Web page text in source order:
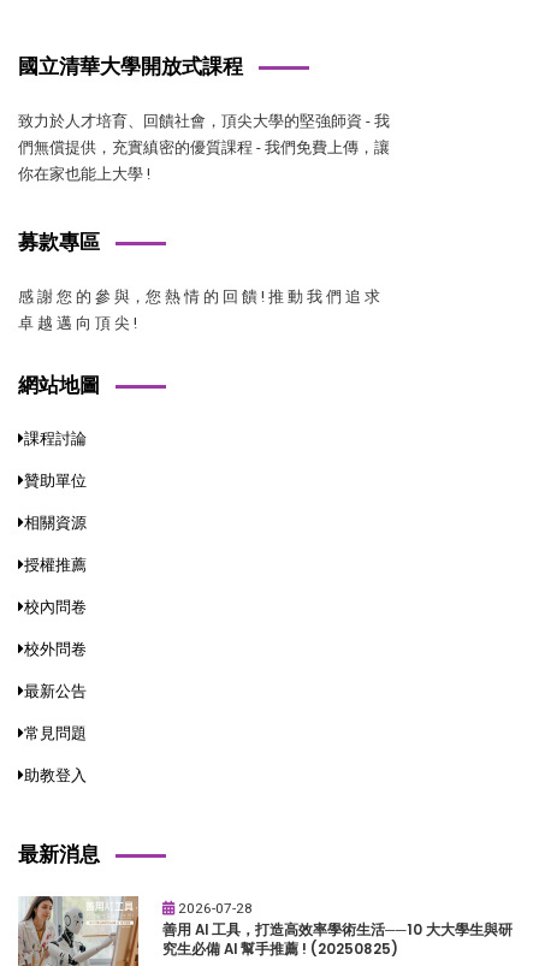
國立清華大學開放式課程
致力於人才培育、回饋社會，頂尖大學的堅強師資 - 我
們無償提供，充實縝密的優質課程 - 我們免費上傳，讓
你在家也能上大學 !
募款專區
感 謝 您 的 參 與，您 熱 情 的 回 饋 ! 推 動 我 們 追 求
卓 越 邁 向 頂 尖 !
網站地圖
課程討論
贊助單位
相關資源
授權推薦
校內問卷
校外問卷
最新公告
常見問題
助教登入
最新消息
2026-07-28
善用 AI 工具，打造高效率學術生活──10 大大學生與研
究生必備 AI 幫手推薦 ! (20250825)